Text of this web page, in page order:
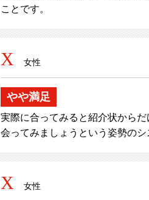
ことです。
X 女性
やや満足
実際に合ってみると紹介状から
会ってみましょうという姿勢のシ
X 女性